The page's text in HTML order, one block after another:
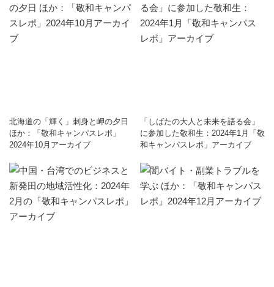
北海道の「輝く」刺身と岬の夕日
ほか：「敬和キャンパスレポ」
2024年10月アーカイブ
「しばたの大人と未来を語る会」
に参加した敬和生：2024年1月「敬
和キャンパスレポ」アーカイブ